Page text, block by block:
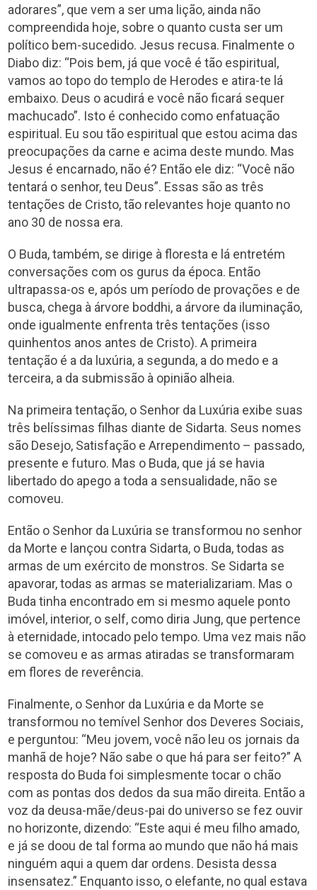
adorares”, que vem a ser uma lição, ainda não
compreendida hoje, sobre o quanto custa ser um
político bem-sucedido. Jesus recusa. Finalmente o
Diabo diz: “Pois bem, já que você é tão espiritual,
vamos ao topo do templo de Herodes e atira-te lá
embaixo. Deus o acudirá e você não ficará sequer
machucado”. Isto é conhecido como enfatuação
espiritual. Eu sou tão espiritual que estou acima das
preocupações da carne e acima deste mundo. Mas
Jesus é encarnado, não é? Então ele diz: “Você não
tentará o senhor, teu Deus”. Essas são as três
tentações de Cristo, tão relevantes hoje quanto no
ano 30 de nossa era.
O Buda, também, se dirige à floresta e lá entretém
conversações com os gurus da época. Então
ultrapassa-os e, após um período de provações e de
busca, chega à árvore boddhi, a árvore da iluminação,
onde igualmente enfrenta três tentações (isso
quinhentos anos antes de Cristo). A primeira
tentação é a da luxúria, a segunda, a do medo e a
terceira, a da submissão à opinião alheia.
Na primeira tentação, o Senhor da Luxúria exibe suas
três belíssimas filhas diante de Sidarta. Seus nomes
são Desejo, Satisfação e Arrependimento – passado,
presente e futuro. Mas o Buda, que já se havia
libertado do apego a toda a sensualidade, não se
comoveu.
Então o Senhor da Luxúria se transformou no senhor
da Morte e lançou contra Sidarta, o Buda, todas as
armas de um exército de monstros. Se Sidarta se
apavorar, todas as armas se materializariam. Mas o
Buda tinha encontrado em si mesmo aquele ponto
imóvel, interior, o self, como diria Jung, que pertence
à eternidade, intocado pelo tempo. Uma vez mais não
se comoveu e as armas atiradas se transformaram
em flores de reverência.
Finalmente, o Senhor da Luxúria e da Morte se
transformou no temível Senhor dos Deveres Sociais,
e perguntou: “Meu jovem, você não leu os jornais da
manhã de hoje? Não sabe o que há para ser feito?” A
resposta do Buda foi simplesmente tocar o chão
com as pontas dos dedos da sua mão direita. Então a
voz da deusa-mãe/deus-pai do universo se fez ouvir
no horizonte, dizendo: “Este aqui é meu filho amado,
e já se doou de tal forma ao mundo que não há mais
ninguém aqui a quem dar ordens. Desista dessa
insensatez.” Enquanto isso, o elefante, no qual estava